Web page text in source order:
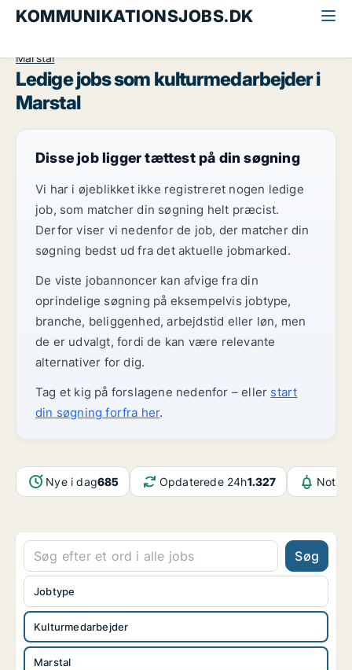
KOMMUNIKATIONSJOBS.DK
Marstal
Ledige jobs som kulturmedarbejder i
Marstal
Disse job ligger tættest på din søgning
Vi har i øjeblikket ikke registreret nogen ledige
job, som matcher din søgning helt præcist.
Derfor viser vi nedenfor de job, der matcher din
søgning bedst ud fra det aktuelle jobmarked.
De viste jobannoncer kan afvige fra din
oprindelige søgning på eksempelvis jobtype,
branche, beliggenhed, arbejdstid eller løn, men
de er udvalgt, fordi de kan være relevante
alternativer for dig.
Tag et kig på forslagene nedenfor – eller start
din søgning forfra her.
Nye i dag685 Opdaterede 24h1.327
Søg
Kulturmedarbejder
Marstal
Jobtype